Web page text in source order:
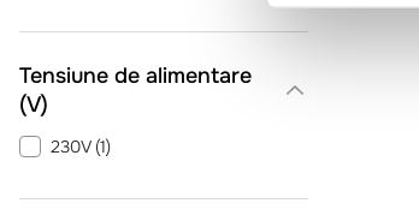
Tensiune de alimentare
(V)
230V (1)